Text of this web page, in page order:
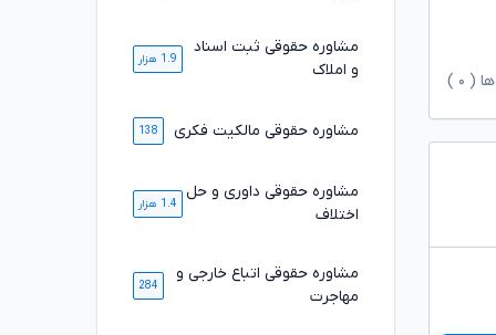
( ۰
مشاوره حقوقی ثبت اسناد
و املاک
1.9 هزار
مشاوره حقوقی مالکیت فکری 138
مشاوره حقوقی داوری و حل
اختلاف
1.4 هزار
مشاوره حقوقی اتباع خارجی و
مهاجرت
284